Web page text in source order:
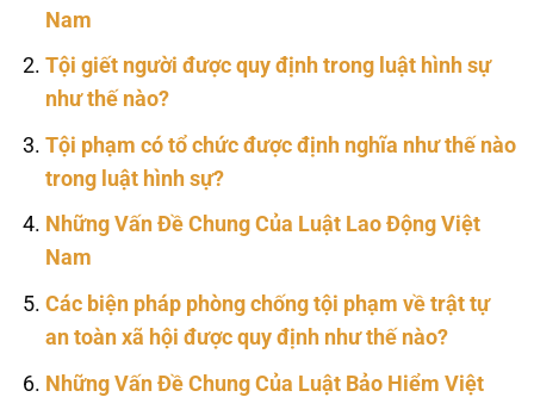
Nam
Tội giết người được quy định trong luật hình sự
như thế nào?
Tội phạm có tổ chức được định nghĩa như thế nào
trong luật hình sự?
Những Vấn Đề Chung Của Luật Lao Động Việt
Nam
Các biện pháp phòng chống tội phạm về trật tự
an toàn xã hội được quy định như thế nào?
Những Vấn Đề Chung Của Luật Bảo Hiểm Việt